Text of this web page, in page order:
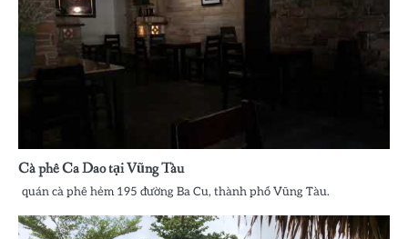
Cà phê Ca Dao tại Vũng Tàu
quán cà phê hẻm 195 đường Ba Cu, thành phố Vũng Tàu.